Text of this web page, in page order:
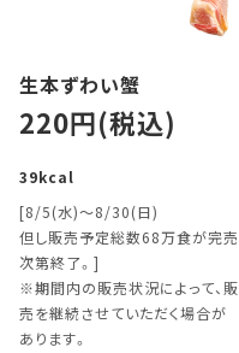
生本ずわい蟹
220円(税込)
39kcal
[8/5(水)～8/30(日)
但し販売予定総数68万食が完売
次第終了。]
※期間内の販売状況によって、販
売を継続させていただく場合が
あります。